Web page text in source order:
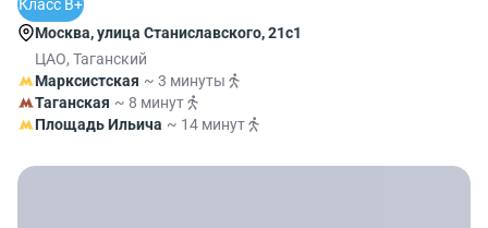
Класс B+
Москва, улица Станиславского, 21с1
ЦАО, Таганский
Марксистская ~ 3 минуты
Таганская ~ 8 минут
Площадь Ильича ~ 14 минут